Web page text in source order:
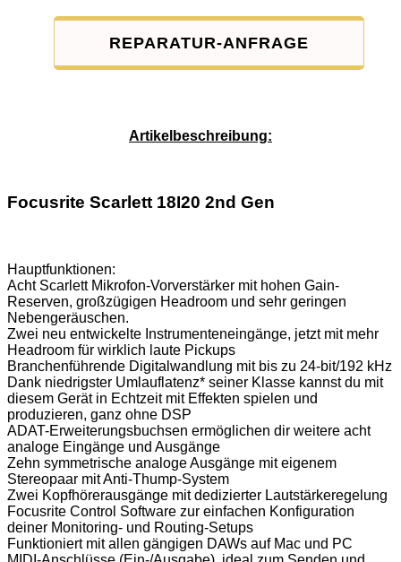
REPARATUR-ANFRAGE
Artikelbeschreibung:
Focusrite Scarlett 18I20 2nd Gen
Hauptfunktionen:
Acht Scarlett Mikrofon-Vorverstärker mit hohen Gain-
Reserven, großzügigen Headroom und sehr geringen
Nebengeräuschen.
Zwei neu entwickelte Instrumenteneingänge, jetzt mit mehr
Headroom für wirklich laute Pickups
Branchenführende Digitalwandlung mit bis zu 24-bit/192 kHz
Dank niedrigster Umlauflatenz* seiner Klasse kannst du mit
diesem Gerät in Echtzeit mit Effekten spielen und
produzieren, ganz ohne DSP
ADAT-Erweiterungsbuchsen ermöglichen dir weitere acht
analoge Eingänge und Ausgänge
Zehn symmetrische analoge Ausgänge mit eigenem
Stereopaar mit Anti-Thump-System
Zwei Kopfhörerausgänge mit dedizierter Lautstärkeregelung
Focusrite Control Software zur einfachen Konfiguration
deiner Monitoring- und Routing-Setups
Funktioniert mit allen gängigen DAWs auf Mac und PC